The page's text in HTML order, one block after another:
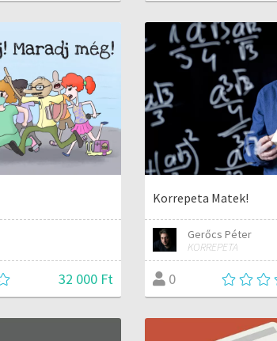
32 000 Ft
Korrepeta Matek!
Gerőcs Péter
KORREPETA
0